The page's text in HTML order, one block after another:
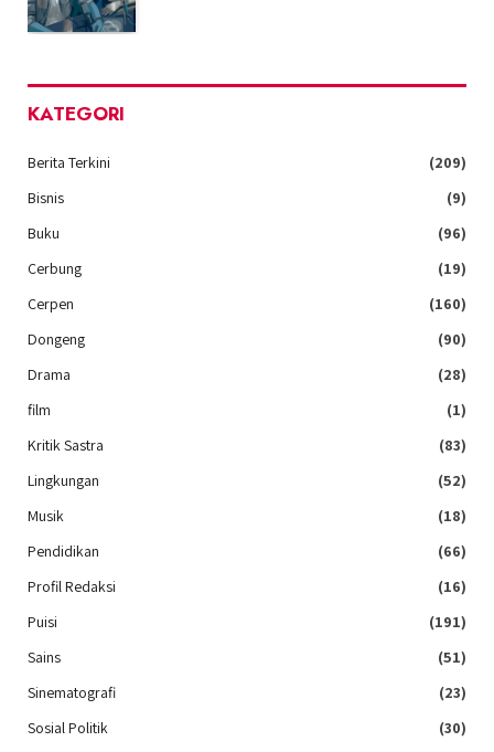
KATEGORI
Berita Terkini
(209)
Bisnis
(9)
Buku
(96)
Cerbung
(19)
Cerpen
(160)
Dongeng
(90)
Drama
(28)
film
(1)
Kritik Sastra
(83)
Lingkungan
(52)
Musik
(18)
Pendidikan
(66)
Profil Redaksi
(16)
Puisi
(191)
Sains
(51)
Sinematografi
(23)
Sosial Politik
(30)